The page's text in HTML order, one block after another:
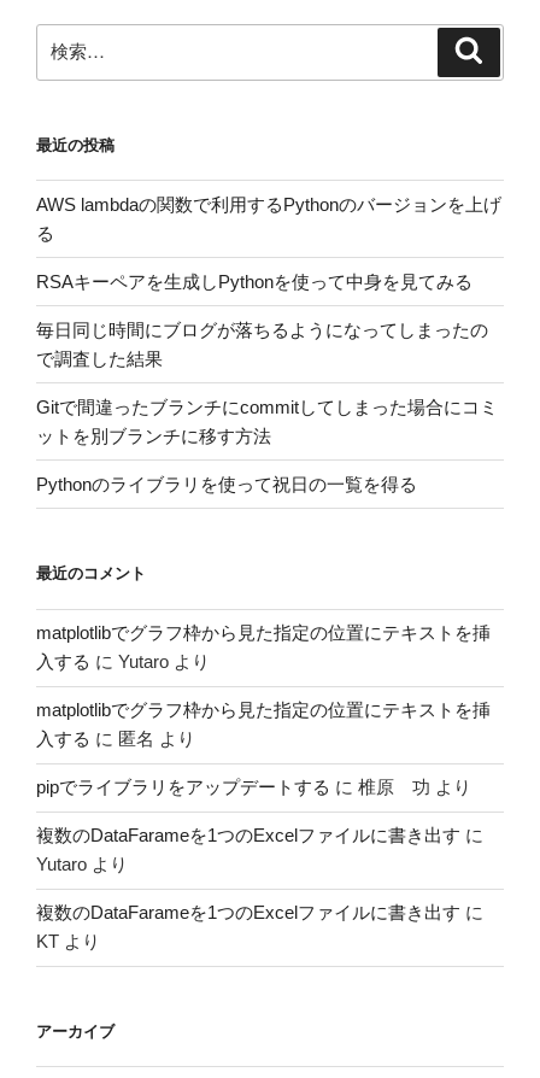
ー
シ
索:
最近の投稿
AWS lambdaの関数で利用するPythonのバージョンを上げ
る
RSAキーペアを生成しPythonを使って中身を見てみる
毎日同じ時間にブログが落ちるようになってしまったの
で調査した結果
Gitで間違ったブランチにcommitしてしまった場合にコミ
ットを別ブランチに移す方法
Pythonのライブラリを使って祝日の一覧を得る
最近のコメント
matplotlibでグラフ枠から見た指定の位置にテキストを挿
入する に Yutaro より
matplotlibでグラフ枠から見た指定の位置にテキストを挿
入する に 匿名 より
pipでライブラリをアップデートする に 椎原 功 より
複数のDataFarameを1つのExcelファイルに書き出す に
Yutaro より
複数のDataFarameを1つのExcelファイルに書き出す に
KT より
アーカイブ